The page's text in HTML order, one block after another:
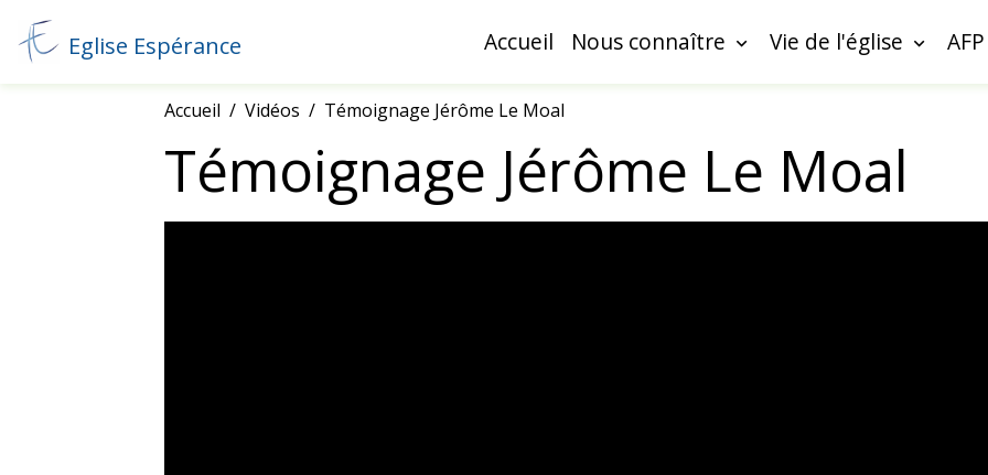
Eglise Espérance Accueil Nous connaître Vie de l'église
Accueil Vidéos Témoignage Jérôme Le Moal
Témoignage Jérôme Le Moal